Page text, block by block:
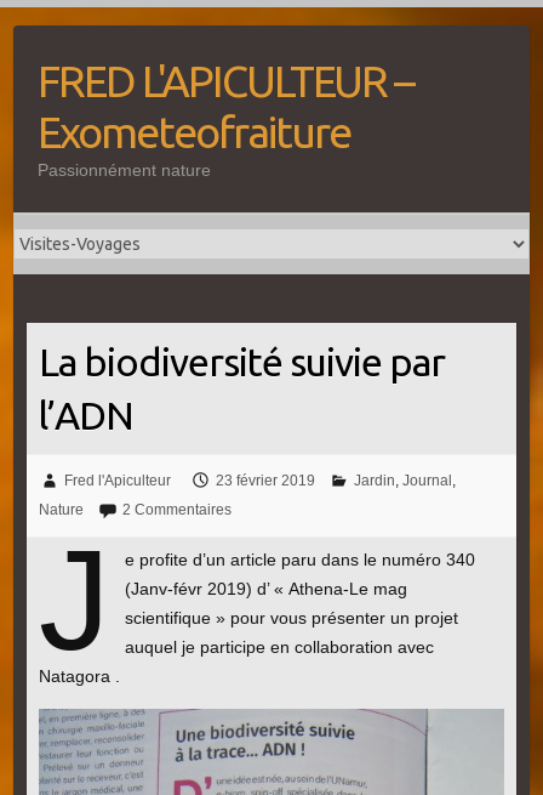
contentFRED L'APICULTEUR –
Exometeofraiture
Passionnément nature
La biodiversité suivie par
l’ADN
Fred l'Apiculteur 23 février 2019 Jardin, Journal ,
Nature
2 Commentaires
J
e profite d’un article paru dans le numéro 340
(Janv-févr 2019) d’ « Athena-Le mag
scientifique » pour vous présenter un projet
auquel je participe en collaboration avec
Natagora .